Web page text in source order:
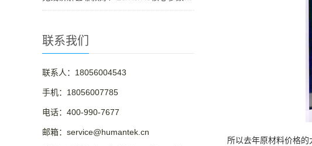
联系我们
联系人：18056004543
手机：18056007785
电话：400-990-7677
邮箱：service@humantek.cn
所以去年原材料价格的